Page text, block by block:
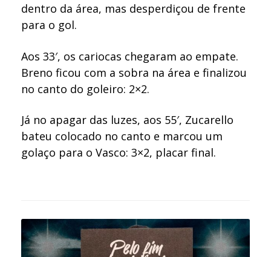
dentro da área, mas desperdiçou de frente
para o gol.
Aos 33′, os cariocas chegaram ao empate.
Breno ficou com a sobra na área e finalizou
no canto do goleiro: 2×2.
Já no apagar das luzes, aos 55′, Zucarello
bateu colocado no canto e marcou um
golaço para o Vasco: 3×2, placar final.